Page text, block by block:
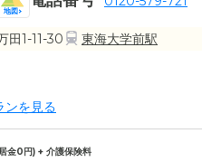
地図
田1-11-30
東海大学前駅
ンを見る
金0円) + 介護保険料